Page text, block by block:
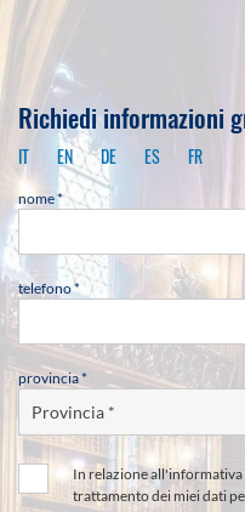
Richiedi informazioni
IT EN DE ES FR
nome *
telefono *
provincia *
Provincia *
In relazione all'informativa
trattamento dei miei dati